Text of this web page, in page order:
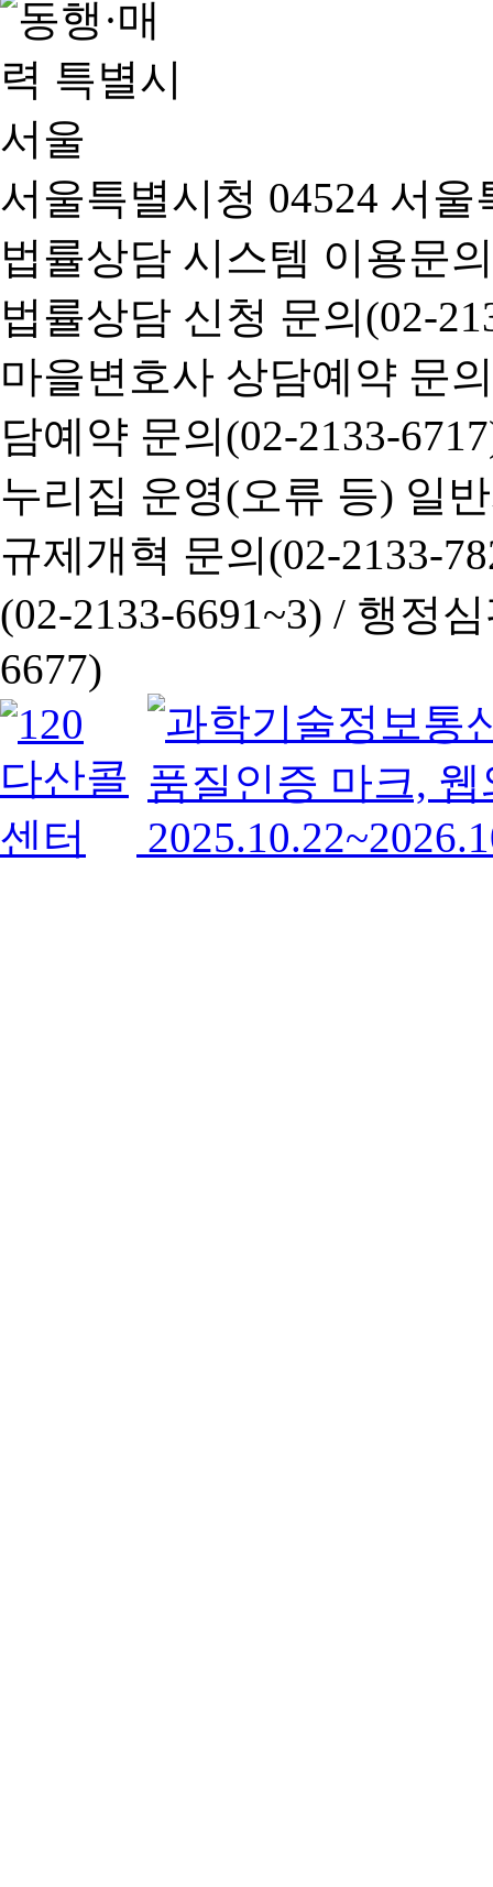
서울특별시청 04524 서
법률상담 시스템 이용문
법률상담 신청 문의(02-
마을변호사 상담예약 문
담예약 문의(02-2133-
누리집 운영(오류 등) 일
규제개혁 문의(02-2133-
(02-2133-6691~3) / 행정심
6677)